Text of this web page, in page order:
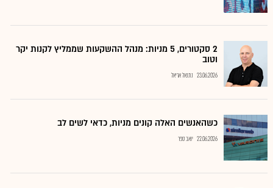
2 סקטורים, 5 מניות: מנהל ההשקעות שממליץ לקנות יקר
וטוב
23.06.2026 נתנאל אריאל
כשהאנשים האלה קונים מניות, כדאי לשים לב
22.06.2026 יואב ספר